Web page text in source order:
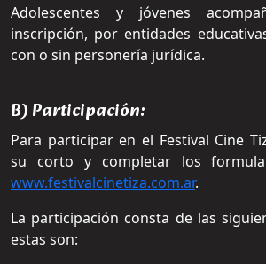
Adolescentes y jóvenes
inscripción, por entidades
con o sin personería jurídica.
B) Participación:
Para participar en el Festival Cine
su corto y completar los
www.festivalcinetiza.com.ar.
La participación consta de las
estas son: